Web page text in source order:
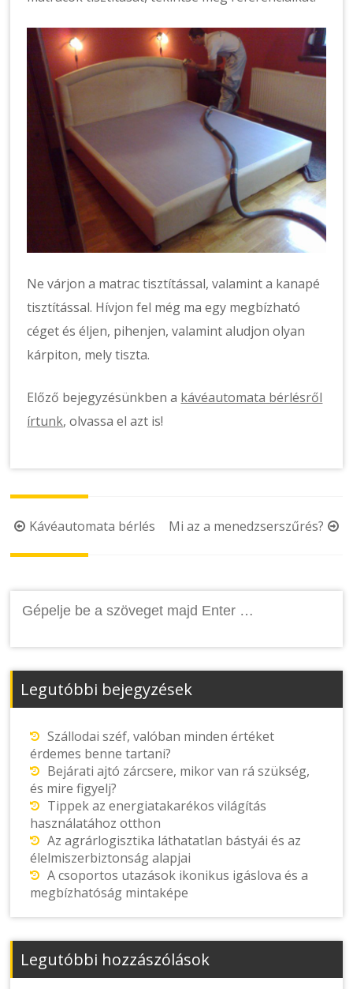
Ne várjon a matrac tisztítással, valamint a kanapé
tisztítással. Hívjon fel még ma egy megbízható
céget és éljen, pihenjen, valamint aludjon olyan
kárpiton, mely tiszta.
Előző bejegyzésünkben a kávéautomata bérlésről
írtunk, olvassa el azt is!
Post
navigation
Kávéautomata bérlés Mi az a menedzserszűrés?
Legutóbbi bejegyzések
Szállodai széf, valóban minden értéket
érdemes benne tartani?
Bejárati ajtó zárcsere, mikor van rá szükség,
és mire figyelj?
Tippek az energiatakarékos világítás
használatához otthon
Az agrárlogisztika láthatatlan bástyái és az
élelmiszerbiztonság alapjai
A csoportos utazások ikonikus igáslova és a
megbízhatóság mintaképe
Legutóbbi hozzászólások